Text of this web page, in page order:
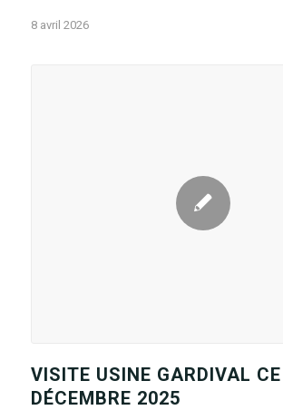
8 avril 2026
VISITE USINE GARDIVAL
DÉCEMBRE 2025